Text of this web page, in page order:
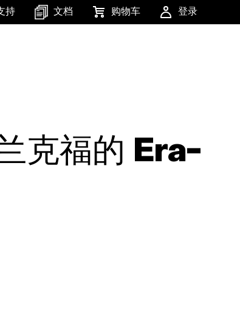
持 文档 购物车 登录
克福的 Era-